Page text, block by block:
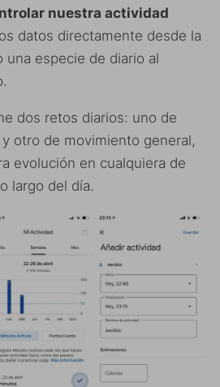
nuestra actividad
datos directamente desde la
una especie de diario al
dos retos diarios: uno de
otro de movimiento general,
evolución en cualquiera de
largo del día.